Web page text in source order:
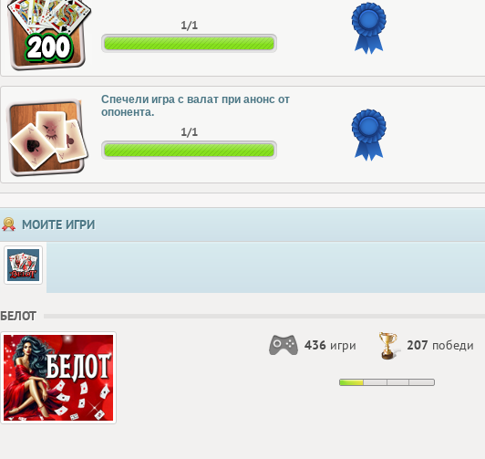
1/1
Спечели игра с валат при анонс от
опонента.
1/1
МОИТЕ ИГРИ
БЕЛОТ
436 игри 207 победи